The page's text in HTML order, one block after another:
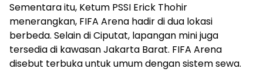
Sementara itu, Ketum PSSI Erick Thohir
menerangkan, FIFA Arena hadir di dua lokasi
berbeda. Selain di Ciputat, lapangan mini juga
tersedia di kawasan Jakarta Barat. FIFA Arena
disebut terbuka untuk umum dengan sistem sewa.